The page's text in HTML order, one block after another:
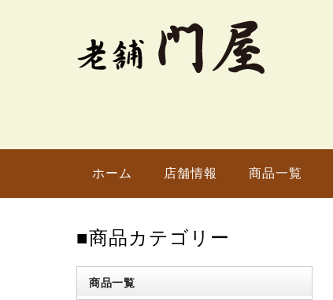
ホーム 店舗情報 商品一覧
■商品カテゴリー
商品一覧